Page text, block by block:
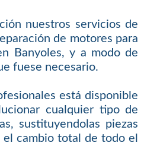
nuestros servicios de
de motores para
Banyoles, y a modo de
fuese necesario.
está disponible
cualquier tipo de
sustituyendolas piezas
cambio total de todo el